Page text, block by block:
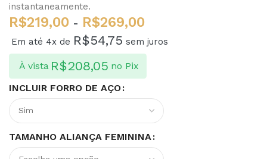
instantaneamente.
R$219,00 - R$269,00
Em até 4x de R$54,75 sem juros
À vista R$208,05 no Pix
INCLUIR FORRO DE AÇO
TAMANHO ALIANÇA FEMININA